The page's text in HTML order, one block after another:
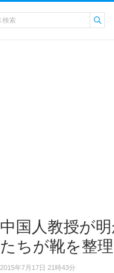
中国人教授が
たちが靴を整理
2015年7月17日 21時43分